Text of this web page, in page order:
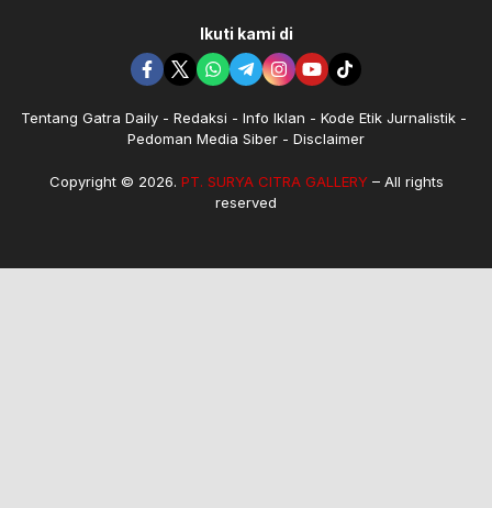
Ikuti kami di
Tentang Gatra Daily Redaksi Info Iklan
Kode Etik Jurnalistik
Pedoman Media Siber
Disclaimer
Copyright © 2026. PT. SURYA CITRA GALLERY– All rights
reserved